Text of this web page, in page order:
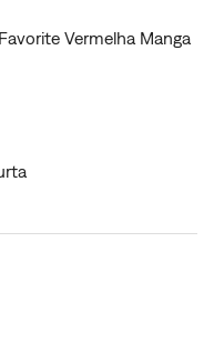
Vermelha Manga